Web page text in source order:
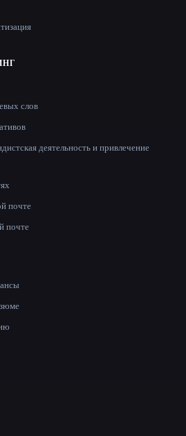
слов
деятельность и привлечение
почте
почте